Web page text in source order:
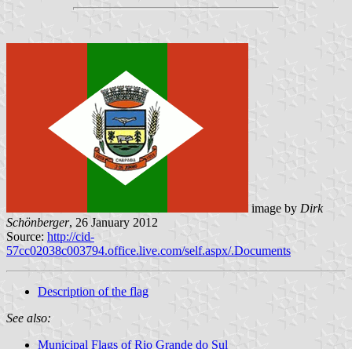
image by Dirk
Schönberger, 26 January 2012
Source: http://cid-
57cc02038c003794.office.live.com/self.aspx/.Documents
Description of the flag
See also:
Municipal Flags of Rio Grande do Sul